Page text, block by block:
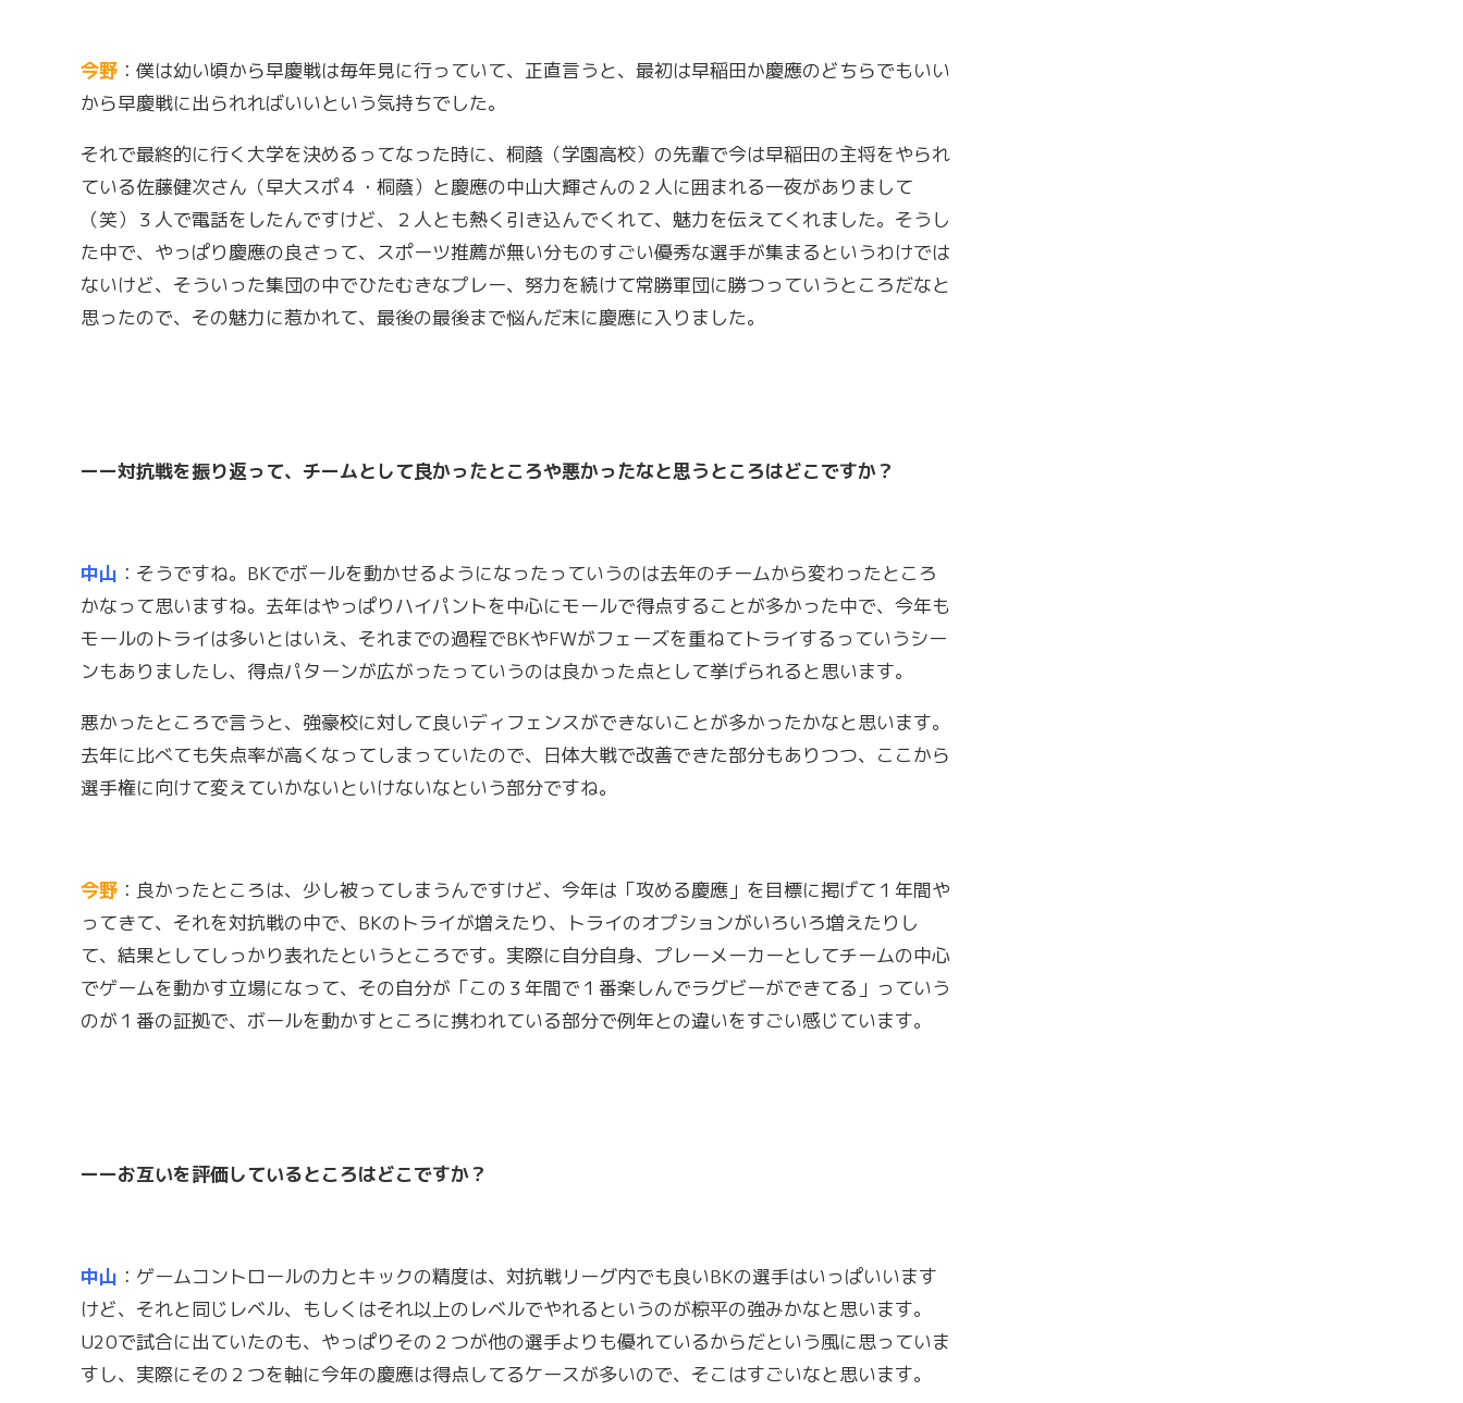
今野 ：僕は幼い頃から早慶戦は毎年見に行っていて、正直言うと、最初は早稲田か慶應のどちらでもいい
から早慶戦に出られればいいという気持ちでした。
それで最終的に行く大学を決めるってなった時に、桐蔭（学園高校）の先輩で今は早稲田の主将をやられ
ている佐藤健次さん（早大スポ４・桐蔭）と慶應の中山大輝さんの２人に囲まれる一夜がありまして
（笑）３人で電話をしたんですけど、２人とも熱く引き込んでくれて、魅力を伝えてくれました。そうし
た中で、やっぱり慶應の良さって、スポーツ推薦が無い分ものすごい優秀な選手が集まるというわけでは
ないけど、そういった集団の中でひたむきなプレー、努力を続けて常勝軍団に勝つっていうところだなと
思ったので、その魅力に惹かれて、最後の最後まで悩んだ末に慶應に入りました。
ーー対抗戦を振り返って、チームとして良かったところや悪かったなと思うところはどこですか？
中山 ：そうですね。BKでボールを動かせるようになったっていうのは去年のチームから変わったところ
かなって思いますね。去年はやっぱりハイパントを中心にモールで得点することが多かった中で、今年も
モールのトライは多いとはいえ、それまでの過程でBKやFWがフェーズを重ねてトライするっていうシー
ンもありましたし、得点パターンが広がったっていうのは良かった点として挙げられると思います。
悪かったところで言うと、強豪校に対して良いディフェンスができないことが多かったかなと思います。
去年に比べても失点率が高くなってしまっていたので、日体大戦で改善できた部分もありつつ、ここから
選手権に向けて変えていかないといけないなという部分ですね。
今野 ：良かったところは、少し被ってしまうんですけど、今年は「攻める慶應」を目標に掲げて１年間や
ってきて、それを対抗戦の中で、BKのトライが増えたり、トライのオプションがいろいろ増えたりし
て、結果としてしっかり表れたというところです。実際に自分自身、プレーメーカーとしてチームの中心
でゲームを動かす立場になって、その自分が「この３年間で１番楽しんでラグビーができてる」っていう
のが１番の証拠で、ボールを動かすところに携われている部分で例年との違いをすごい感じています。
ーーお互いを評価しているところはどこですか？
中山 ：ゲームコントロールの力とキックの精度は、対抗戦リーグ内でも良いBKの選手はいっぱいいます
けど、それと同じレベル、もしくはそれ以上のレベルでやれるというのが椋平の強みかなと思います。
U20で試合に出ていたのも、やっぱりその２つが他の選手よりも優れているからだという風に思っていま
すし、実際にその２つを軸に今年の慶應は得点してるケースが多いので、そこはすごいなと思います。